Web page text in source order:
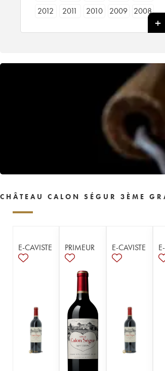
2012
2011 2010 2009
2008
1997
1996 1995 1994
1993
1989
1988
1984
1983
1980 1979
1978
1973
1969
1967
1962
1961
1960
1959 1958 1957
1956
1955
1954 1953 1952
1950
1938
1937 1934 1933
1931
1928 1924
1904 1900
CHÂTEAU CALON SÉGUR 3ÈME
E-CAVISTE PRIMEUR E-CAVISTE